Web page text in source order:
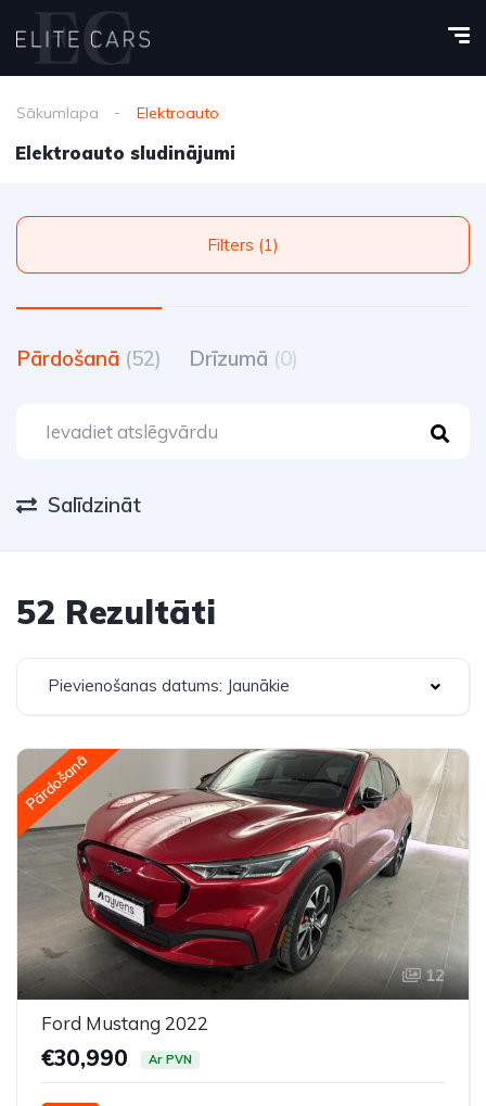
Sākumlapa Elektroauto
Elektroauto sludinājumi
Filters (1)
Pārdošanā (52) Drīzumā (0)
Salīdzināt
52 Rezultāti
Pievienošanas datums: Jaunākie
Pārdošanā
12
Ford Mustang 2022
€30,990 Ar PVN